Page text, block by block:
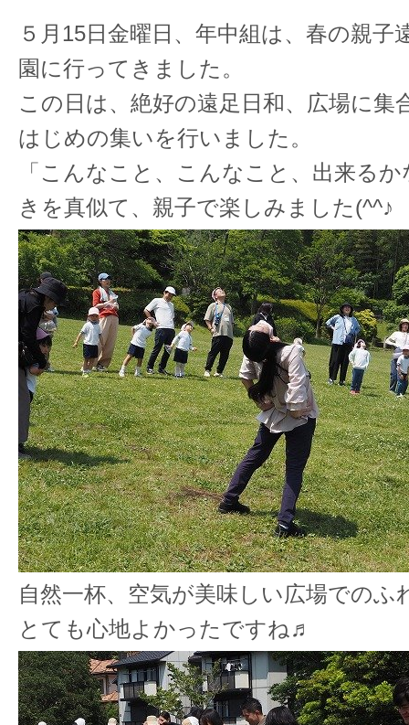
５月15日金曜日、年中組は、春の親子
園に行ってきました。
この日は、絶好の遠足日和、広場に集
はじめの集いを行いました。
「こんなこと、こんなこと、出来る
きを真似て、親子で楽しみました(^^♪
自然一杯、空気が美味しい広場でのふ
とても心地よかったですね♬